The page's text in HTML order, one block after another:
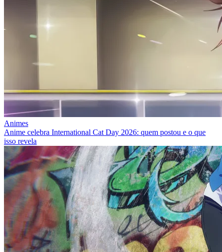
Animes
Anime celebra International Cat Day 2026: quem postou e o que
isso revela